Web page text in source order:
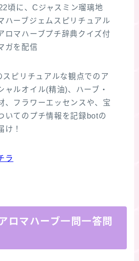
頃に、Cジャスミン瑠璃地
ハーブジェムスピリチュアル
ロマハーブプチ辞典クイズ付
ガを配信
スピリチュアルな観点でのア
ャルオイル(精油)、ハーブ・
、フラワーエッセンスや、宝
いてのプチ情報を記録botの
け！
ラ
ロマハーブ一問一答問